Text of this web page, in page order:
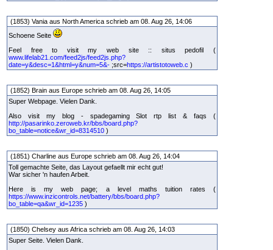
(1853) Vania aus North America schrieb am 08. Aug 26, 14:06
Schoene Seite
Feel free to visit my web site :: situs pedofil (
www.lifelab21.com/feed2js/feed2js.php?
date=y&desc=1&html=y&num=5&- ;src=https://artistotoweb.c )
(1852) Brain aus Europe schrieb am 08. Aug 26, 14:05
Super Webpage. Vielen Dank.
Also visit my blog - spadegaming Slot rtp list & faqs (
http://pasarinko.zeroweb.kr/bbs/board.php?
bo_table=notice&wr_id=8314510 )
(1851) Charline aus Europe schrieb am 08. Aug 26, 14:04
Toll gemachte Seite, das Layout gefaellt mir echt gut!
War sicher 'n haufen Arbeit.
Here is my web page; a level maths tuition rates (
https://www.inzicontrols.net/battery/bbs/board.php?
bo_table=qa&wr_id=1235 )
(1850) Chelsey aus Africa schrieb am 08. Aug 26, 14:03
Super Seite. Vielen Dank.